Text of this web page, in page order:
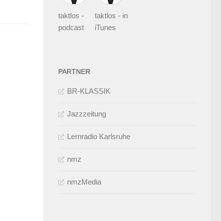
taktlos -
podcast
taktlos - in
iTunes
PARTNER
BR-KLASSIK
Jazzzeitung
Lernradio Karlsruhe
nmz
nmzMedia